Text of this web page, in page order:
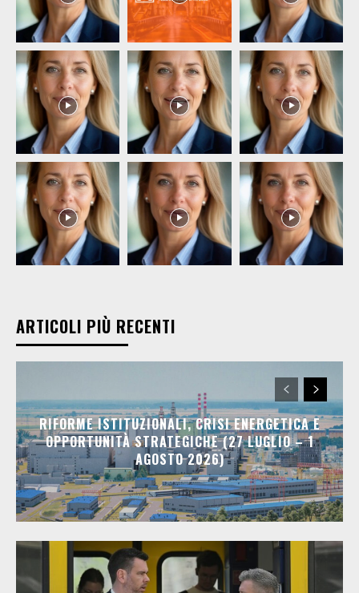
ARTICOLI PIÙ RECENTI
RIFORME ISTITUZIONALI, CRISI ENERGETICA E
OPPORTUNITÀ STRATEGICHE (27 LUGLIO – 1
AGOSTO 2026)